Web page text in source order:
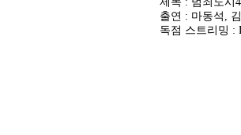
출연 : 마동석,
독점 스트리밍 :